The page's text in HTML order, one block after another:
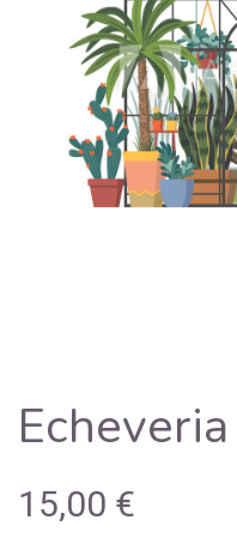
15,00 €